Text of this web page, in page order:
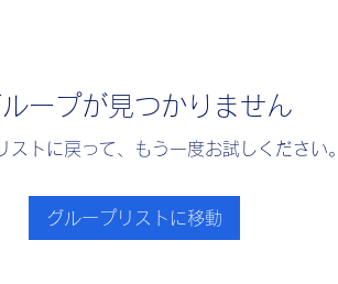
ープが見つかりません
ストに戻って、もう一度お試しください。
グループリストに移動